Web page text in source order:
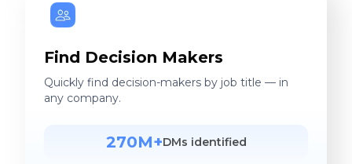
Find Decision Makers
Quickly find decision-makers by job title — in
any company.
270M+DMs identified